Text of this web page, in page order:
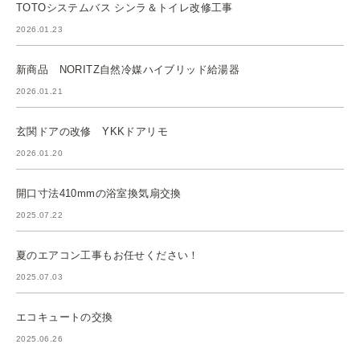
TOTOシステムバス シンラ＆トイレ改修工事
2026.01.23
新商品 NORITZ自然冷媒ハイブリッド給湯器
2026.01.21
玄関ドアの改修 YKKドアリモ
2026.01.20
開口寸法410mmの浴室換気扇交換
2025.07.22
夏のエアコン工事もお任せください！
2025.07.03
エコキュートの交換
2025.06.26